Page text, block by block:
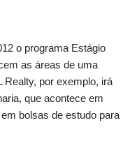
o programa Estágio
as áreas de uma
Realty, por exemplo, irá
que acontece em
bolsas de estudo para